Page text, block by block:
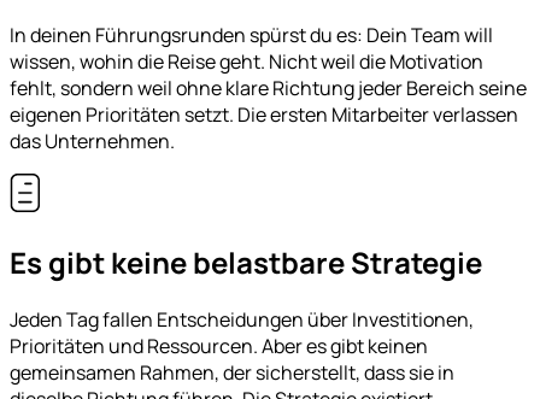
In deinen Führungsrunden spürst du es: Dein Team will
wissen, wohin die Reise geht. Nicht weil die Motivation
fehlt, sondern weil ohne klare Richtung jeder Bereich seine
eigenen Prioritäten setzt. Die ersten Mitarbeiter verlassen
das Unternehmen.
Es gibt keine belastbare Strategie
Jeden Tag fallen Entscheidungen über Investitionen,
Prioritäten und Ressourcen. Aber es gibt keinen
gemeinsamen Rahmen, der sicherstellt, dass sie in